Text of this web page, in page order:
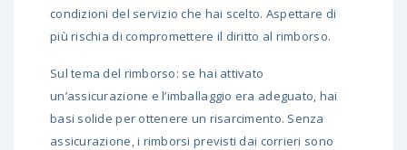
condizioni del servizio che hai scelto. Aspettare di
più rischia di compromettere il diritto al rimborso.
Sul tema del rimborso: se hai attivato
un’assicurazione e l’imballaggio era adeguato, hai
basi solide per ottenere un risarcimento. Senza
assicurazione, i rimborsi previsti dai corrieri sono